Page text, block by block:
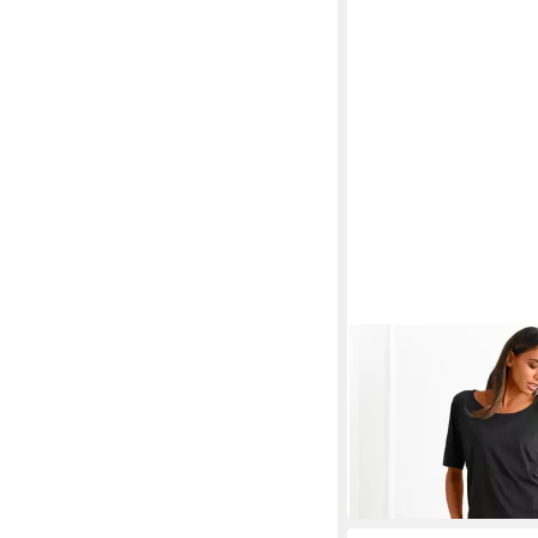
Capri-
mit geblümter 3/4-
ab 34,99 €
39,99 €